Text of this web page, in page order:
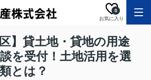
お気に入り
0
区】貸土地・貸地の用途
を受付！土地活用を選
とは？